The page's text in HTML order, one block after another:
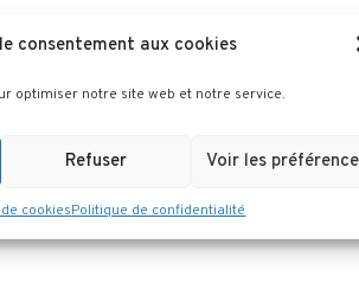
consentement aux cookies
optimiser notre site web et notre service.
Refuser Voir les
cookiesPolitique de confidentialité